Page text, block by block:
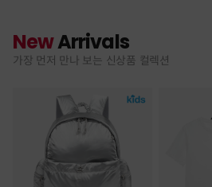
NewArrivals
가장 먼저 만나 보는 신상품 컬렉션